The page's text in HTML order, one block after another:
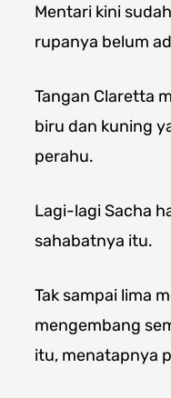
Mentari kini
rupanya belum
Tangan Claretta
biru dan kuning
perahu.
Lagi-lagi Sacha
sahabatnya itu.
Tak sampai lima
mengembang
itu, menatapnya